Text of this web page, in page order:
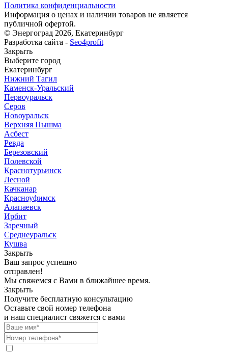
Политика конфиденциальности
Информация о ценах и наличии товаров не является
публичной офертой.
© Энергоград 2026, Екатеринбург
Разработка сайта - Seo4profit
Закрыть
Выберите город
Екатеринбург
Нижний Тагил
Каменск-Уральский
Первоуральск
Серов
Новоуральск
Верхняя Пышма
Асбест
Ревда
Березовский
Полевской
Краснотурьинск
Лесной
Качканар
Красноуфимск
Алапаевск
Ирбит
Заречный
Среднеуральск
Кушва
Закрыть
Ваш запрос успешно
отправлен!
Мы свяжемся с Вами в ближайшее время.
Закрыть
Получите бесплатную консультацию
Оставьте свой номер телефона
и наш специалист свяжется с вами